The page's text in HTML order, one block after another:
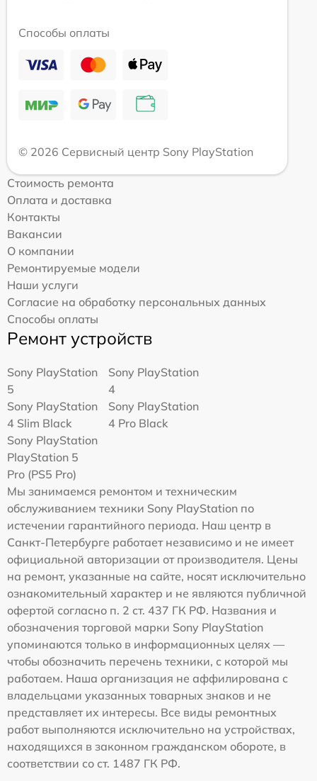
Способы оплаты
© 2026 Сервисный центр Sony PlayStation
Стоимость ремонта
Оплата и доставка
Контакты
Вакансии
О компании
Ремонтируемые модели
Наши услуги
Согласие на обработку персональных данных
Способы оплаты
Ремонт устройств
Sony PlayStation
5
Sony PlayStation
4
Sony PlayStation
4 Slim Black
Sony PlayStation
4 Pro Black
Sony PlayStation
PlayStation 5
Pro (PS5 Pro)
Мы занимаемся ремонтом и техническим
обслуживанием техники Sony PlayStation по
истечении гарантийного периода. Наш центр в
Санкт-Петербурге работает независимо и не имеет
официальной авторизации от производителя. Цены
на ремонт, указанные на сайте, носят исключительно
ознакомительный характер и не являются публичной
офертой согласно п. 2 ст. 437 ГК РФ. Названия и
обозначения торговой марки Sony PlayStation
упоминаются только в информационных целях —
чтобы обозначить перечень техники, с которой мы
работаем. Наша организация не аффилирована с
владельцами указанных товарных знаков и не
представляет их интересы. Все виды ремонтных
работ выполняются исключительно на устройствах,
находящихся в законном гражданском обороте, в
соответствии со ст. 1487 ГК РФ.